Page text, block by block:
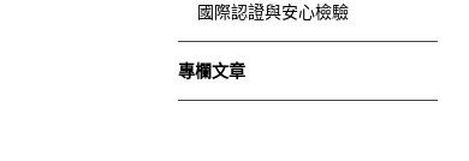
國際認證與安心檢驗
專欄文章